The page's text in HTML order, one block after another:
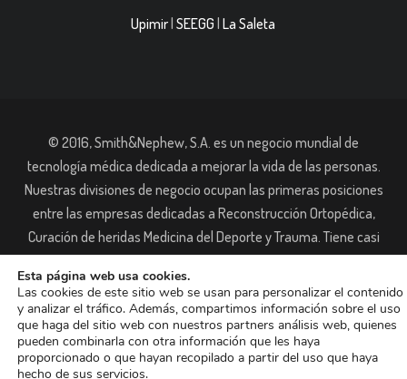
Upimir |SEEGG |La Saleta
© 2016, Smith&Nephew, S.A. es un negocio mundial de
tecnología médica dedicada a mejorar la vida de las personas.
Nuestras divisiones de negocio ocupan las primeras posiciones
entre las empresas dedicadas a Reconstrucción Ortopédica,
Curación de heridas Medicina del Deporte y Trauma. Tiene casi
11.000 trabajadores en todo el mundo y está presente en más de
90 países.
Aviso de Cookies Aviso Legal
Esta página web usa cookies.
Las cookies de este sitio web se usan para personalizar el contenido
y analizar el tráfico. Además, compartimos información sobre el uso
que haga del sitio web con nuestros partners análisis web, quienes
pueden combinarla con otra información que les haya
proporcionado o que hayan recopilado a partir del uso que haya
hecho de sus servicios.